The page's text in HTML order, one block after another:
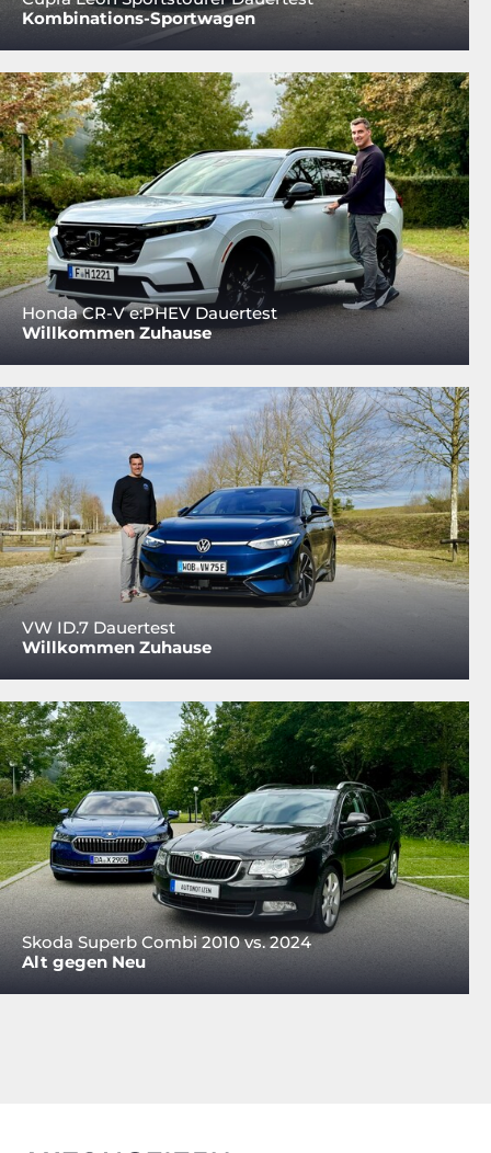
Kombinations-Sportwagen
Honda CR-V e:PHEV Dauertest
Willkommen Zuhause
VW ID.7 Dauertest
Willkommen Zuhause
Skoda Superb Combi 2010 vs. 2024
Alt gegen Neu